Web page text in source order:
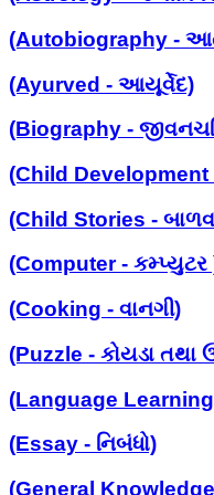
(Autobiography -
(Ayurved - આયૂર્વેદ)
(Biography -
(Child Development
(Child Stories -
(Computer - કમ્પ્યુટર
(Cooking - વાનગી)
(Puzzle - કોયડા તથા
(Language
(Essay - નિબંધો)
(General Knowledge